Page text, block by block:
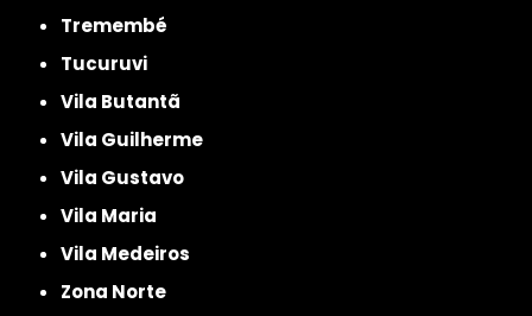
Tremembé
Tucuruvi
Vila Butantã
Vila Guilherme
Vila Gustavo
Vila Maria
Vila Medeiros
Zona Norte